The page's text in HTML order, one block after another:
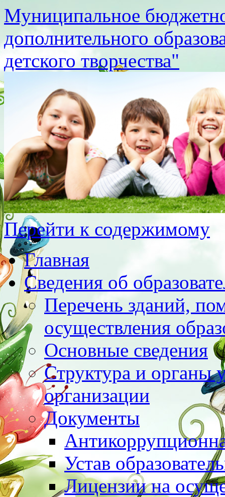
Муниципальное
дополнительного
детского творчества"
Перейти к содержимому
Главная
Сведения об
Перечень зданий,
осуществления
Основные сведения
Структура и органы
организации
Документы
Устав
Лицензии на